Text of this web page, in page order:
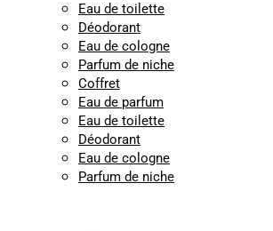
Eau de toilette
Déodorant
Eau de cologne
Parfum de niche
Coffret
Eau de parfum
Eau de toilette
Déodorant
Eau de cologne
Parfum de niche